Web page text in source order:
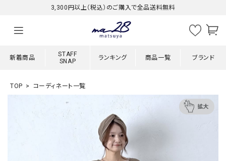
3,300円以上（税込）のご購入で全品送料無料
新着商品
STAFF
SNAP
ランキング 商品一覧 ブランド
TOP コーディネート一覧